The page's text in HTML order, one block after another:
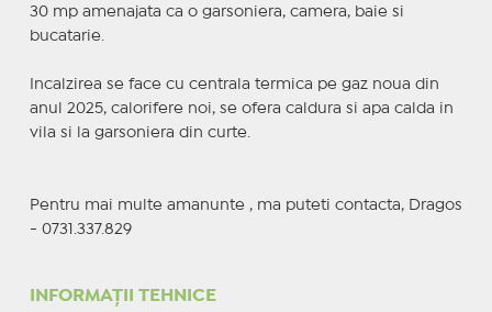
30 mp amenajata ca o garsoniera, camera, baie si
bucatarie.
Incalzirea se face cu centrala termica pe gaz noua din
anul 2025, calorifere noi, se ofera caldura si apa calda in
vila si la garsoniera din curte.
Pentru mai multe amanunte , ma puteti contacta, Dragos
- 0731.337.829
INFORMAȚII TEHNICE